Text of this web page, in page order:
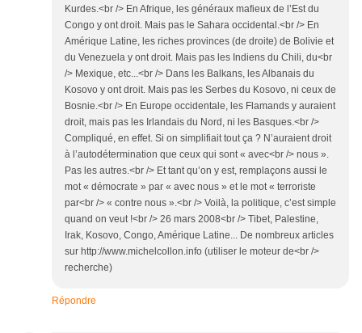
Kurdes.<br /> En Afrique, les généraux mafieux de l’Est du
Congo y ont droit. Mais pas le Sahara occidental.<br /> En
Amérique Latine, les riches provinces (de droite) de Bolivie et
du Venezuela y ont droit. Mais pas les Indiens du Chili, du<br
/> Mexique, etc...<br /> Dans les Balkans, les Albanais du
Kosovo y ont droit. Mais pas les Serbes du Kosovo, ni ceux de
Bosnie.<br /> En Europe occidentale, les Flamands y auraient
droit, mais pas les Irlandais du Nord, ni les Basques.<br />
Compliqué, en effet. Si on simplifiait tout ça ? N’auraient droit
à l’autodétermination que ceux qui sont « avec<br /> nous ».
Pas les autres.<br /> Et tant qu’on y est, remplaçons aussi le
mot « démocrate » par « avec nous » et le mot « terroriste
par<br /> « contre nous ».<br /> Voilà, la politique, c’est simple
quand on veut !<br /> 26 mars 2008<br /> Tibet, Palestine,
Irak, Kosovo, Congo, Amérique Latine... De nombreux articles
sur http://www.michelcollon.info (utiliser le moteur de<br />
recherche)
Répondre